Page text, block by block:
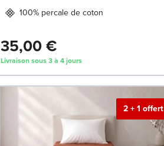
100% percale de coton
35,00 €
Livraison sous 3 à 4 jours
2 + 1 offert